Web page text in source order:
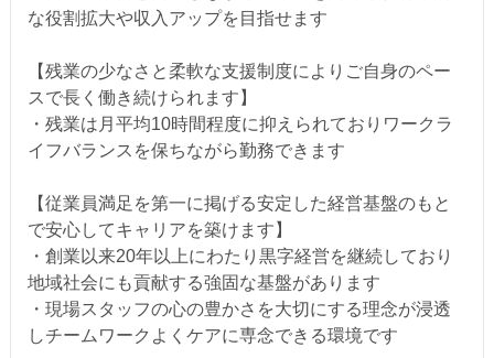
な役割拡大や収入アップを目指せます
【残業の少なさと柔軟な支援制度によりご自身のペー
スで長く働き続けられます】
・残業は月平均10時間程度に抑えられておりワークラ
イフバランスを保ちながら勤務できます
【従業員満足を第一に掲げる安定した経営基盤のもと
で安心してキャリアを築けます】
・創業以来20年以上にわたり黒字経営を継続しており
地域社会にも貢献する強固な基盤があります
・現場スタッフの心の豊かさを大切にする理念が浸透
しチームワークよくケアに専念できる環境です